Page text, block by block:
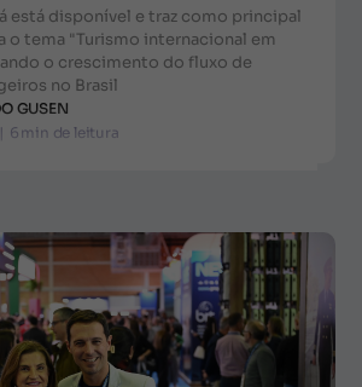
está disponível e traz como principal
o tema "Turismo internacional em
o crescimento do fluxo de
no Brasil
GUSEN
| 6 min de leitura